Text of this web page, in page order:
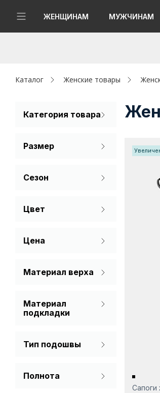
ЖЕНЩИНАМ МУЖЧИНАМ
Женщинам
Капсула
Аутлет
Каталог Женские товары
Категория товара
Сапоги
Размер
Сезон
Демисезон
Цвет
Цена
Материал верха
Материал
подкладки
Мех натуральный
Текстиль
Тип подошвы
С каблуком
Полнота
Сапоги